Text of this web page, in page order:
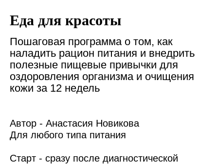
Еда для красоты
Пошаговая программа о том, как
наладить рацион питания и внедрить
полезные пищевые привычки для
оздоровления организма и очищения
кожи за 12 недель
Автор - Анастасия Новикова
Для любого типа питания
Старт - сразу после диагностической